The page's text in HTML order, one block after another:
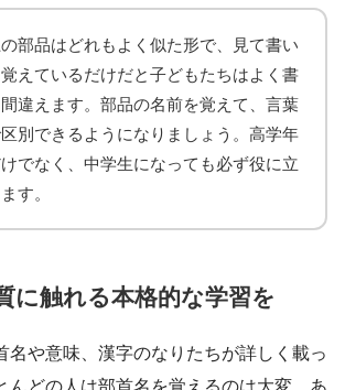
の部品はどれもよく似た形で、見て書い
えているだけだと子どもたちはよく書
間違えます。部品の名前を覚えて、言葉
別できるようになりましょう。高学年
でなく、中学生になっても必ず役に立
す。
に触れる本格的な学習を
名や意味、漢字のなりたちが詳しく載っ
んどの人は部首名を覚えるのは大変、あ